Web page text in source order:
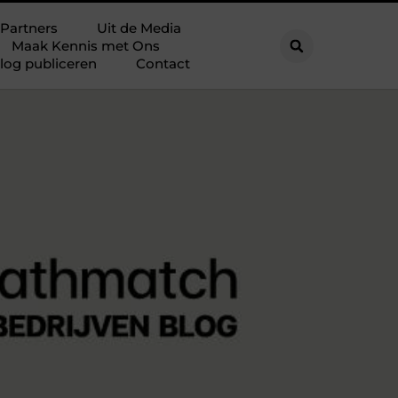
Partners
Uit de Media
Maak Kennis met Ons
publiceren
Contact